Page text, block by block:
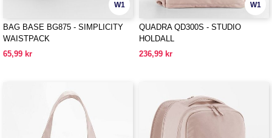
W1
BAG BASE BG875 - SIMPLICITY
WAISTPACK
65,99 kr
W1
QUADRA QD300S - STUDIO
HOLDALL
236,99 kr